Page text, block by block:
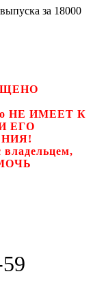
НЕ ИМЕЕТ К
ЕГО
владельцем,